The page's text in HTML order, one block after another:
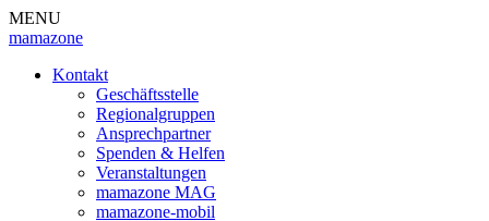
MENU
mamazone
Kontakt
Geschäftsstelle
Regionalgruppen
Ansprechpartner
Spenden & Helfen
Veranstaltungen
mamazone MAG
mamazone-mobil